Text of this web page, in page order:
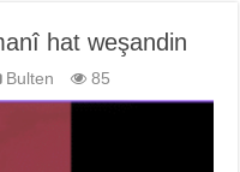
hat weşandin
Bulten 85